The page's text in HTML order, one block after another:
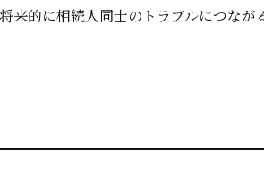
的に相続人同士のトラブルにつなが